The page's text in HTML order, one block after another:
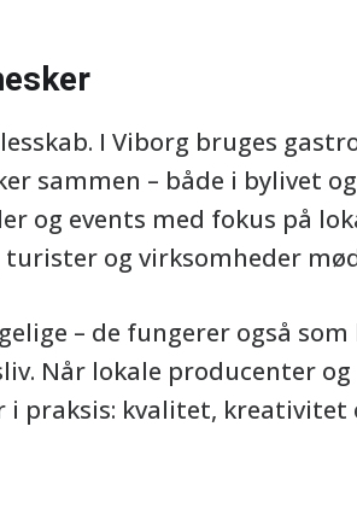
I Viborg bruges
sammen – både i bylivet
og events med fokus på
og virksomheder
– de fungerer også som
Når lokale producenter
praksis: kvalitet, kreativitet